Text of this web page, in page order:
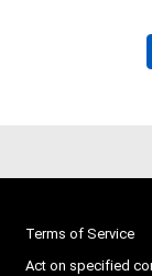
Terms of Service
Act on specified